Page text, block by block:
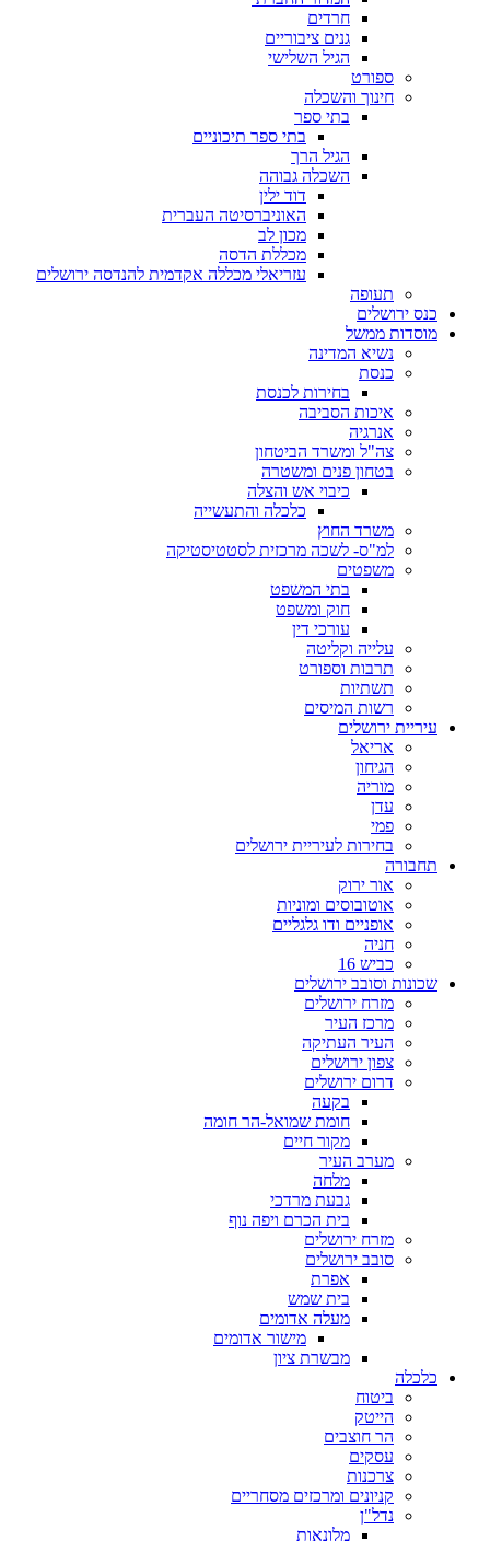
חרדים
גנים ציבוריים
הגיל השלישי
ספורט
חינוך והשכלה
בתי ספר
בתי ספר תיכוניים
הגיל הרך
השכלה גבוהה
דוד ילין
האוניברסיטה העברית
מכון לב
מכללת הדסה
עזריאלי מכללה אקדמית להנדסה ירושלים
תעופה
כנס ירושלים
מוסדות ממשל
נשיא המדינה
כנסת
בחירות לכנסת
איכות הסביבה
אנרגיה
צה"ל ומשרד הביטחון
בטחון פנים ומשטרה
כיבוי אש והצלה
כלכלה והתעשייה
משרד החוץ
למ"ס- לשכה מרכזית לסטטיסטיקה
משפטים
בתי המשפט
חוק ומשפט
עורכי דין
עלייה וקליטה
תרבות וספורט
תשתיות
רשות המיסים
עיריית ירושלים
אריאל
הגיחון
מוריה
עדן
פמי
בחירות לעיריית ירושלים
תחבורה
אור ירוק
אוטובוסים ומוניות
אופניים ודו גלגליים
חניה
כביש 16
שכונות וסובב ירושלים
מזרח ירושלים
מרכז העיר
העיר העתיקה
צפון ירושלים
דרום ירושלים
בקעה
חומת שמואל-הר חומה
מקור חיים
מערב העיר
מלחה
גבעת מרדכי
בית הכרם ויפה נוף
מזרח ירושלים
סובב ירושלים
אפרת
בית שמש
מעלה אדומים
מישור אדומים
מבשרת ציון
כלכלה
ביטוח
הייטק
הר חוצבים
עסקים
צרכנות
קניונים ומרכזים מסחריים
נדל"ן
מלונאות